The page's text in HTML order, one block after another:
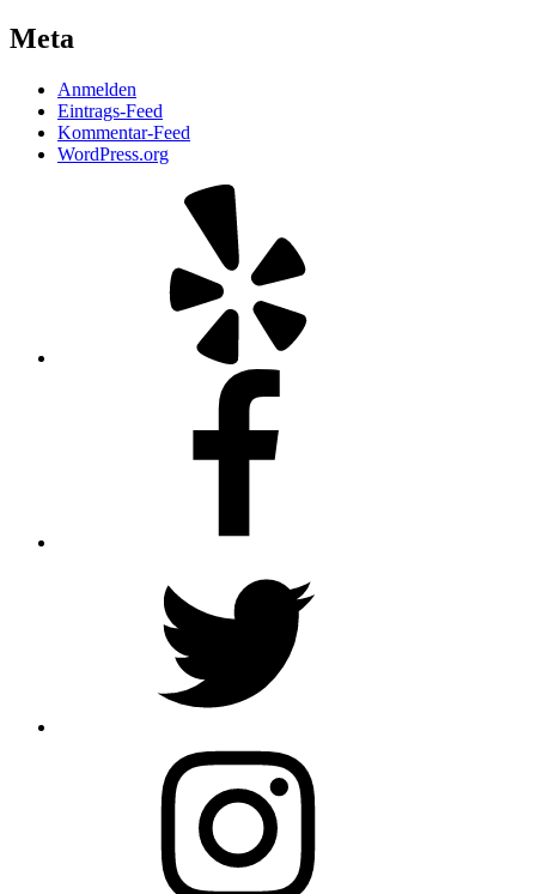
Meta
Anmelden
Eintrags-Feed
Kommentar-Feed
WordPress.org